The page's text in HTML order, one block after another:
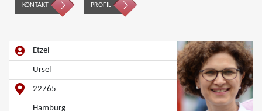
KONTAKT PROFIL
Etzel
Ursel
22765
Hamburg